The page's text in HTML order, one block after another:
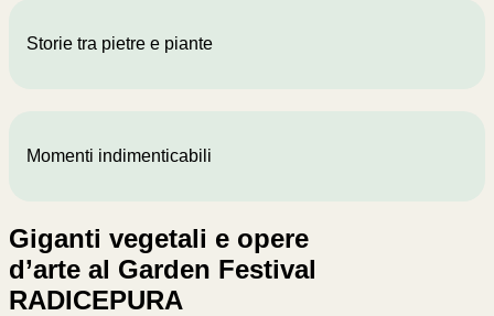
Storie tra pietre e piante
Momenti indimenticabili
Giganti vegetali e opere
d’arte al Garden Festival
RADICEPURA